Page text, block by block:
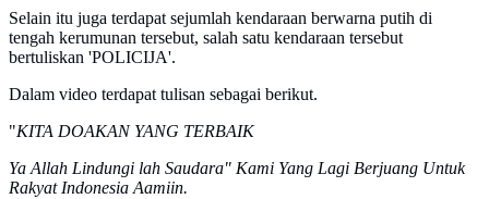
Selain itu juga terdapat sejumlah kendaraan berwarna putih di
tengah kerumunan tersebut, salah satu kendaraan tersebut
bertuliskan 'POLICIJA'.
Dalam video terdapat tulisan sebagai berikut.
"KITA DOAKAN YANG TERBAIK
Ya Allah Lindungi lah Saudara" Kami Yang Lagi Berjuang Untuk
Rakyat Indonesia Aamiin.